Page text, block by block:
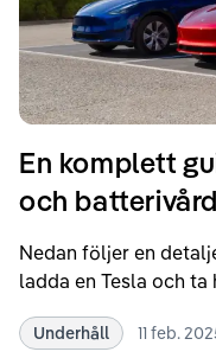
En komplett
och batterivård
Nedan följer en
ladda en Tesla och
rekommendationer
Underhåll 11 feb.